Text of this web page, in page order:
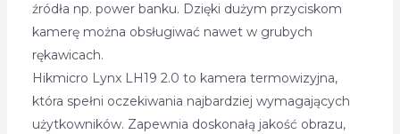
źródła np. power banku. Dzięki dużym przyciskom
kamerę można obsługiwać nawet w grubych
rękawicach.
Hikmicro Lynx LH19 2.0 to kamera termowizyjna,
która spełni oczekiwania najbardziej wymagających
użytkowników. Zapewnia doskonałą jakość obrazu,